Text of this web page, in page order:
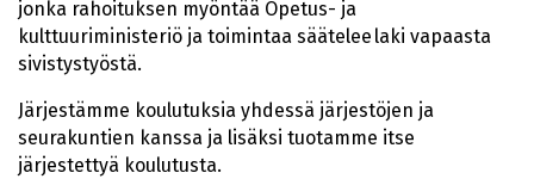
jonka rahoituksen myöntää Opetus- ja
kulttuuriministeriö ja toimintaa säätelee laki vapaasta
sivistystyöstä.
Järjestämme koulutuksia yhdessä järjestöjen ja
seurakuntien kanssa ja lisäksi tuotamme itse
järjestettyä koulutusta.